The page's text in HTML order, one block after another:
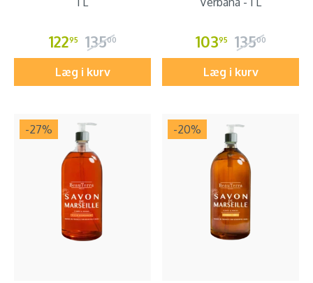
12295 13500
Læg i kurv
10395 13500
Læg i kurv
-27% -20%